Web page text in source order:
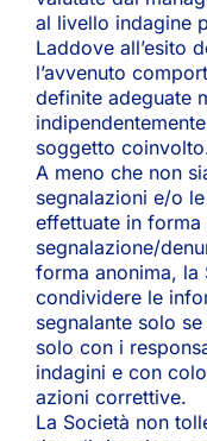
al livello indagine
Laddove all’esito
l’avvenuto
definite adeguate
soggetto
A meno che non
segnalazioni e/o
effettuate in
segnalazione/
forma anonima, la
condividere le
segnalante solo
solo con i
indagini e con
azioni correttive.
La Società non